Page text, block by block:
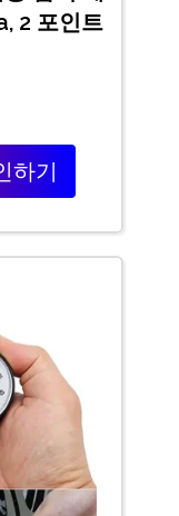
2 포인트
하기